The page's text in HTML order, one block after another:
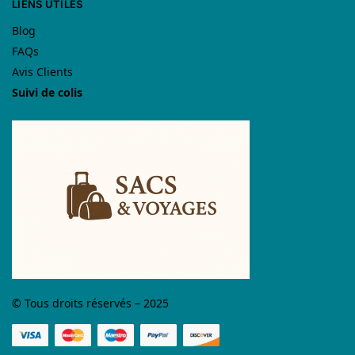
LIENS UTILES
Blog
FAQs
Avis Clients
Suivi de colis
© Tous droits réservés – 2025